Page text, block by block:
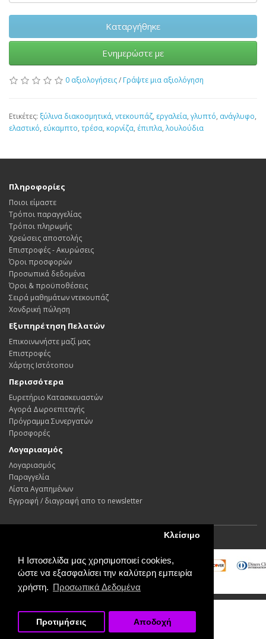
Η Ιστοσελίδα μας χρησιμοποιεί cookies,
ώστε να εξασφαλίσει την καλύτερη εμπειρία
χρήστη. Προσωπικά Δεδομένα
Κλείσιμο
Προτιμήσεις Αποδοχή
Καταργήθηκε
Ενημερώστε με
0 αξιολογήσεις/ Γράψτε μια αξιολόγηση
Ετικέτες: ξύλινα διακοσμητικά, ντεκουπάζ, εργαλεία, γλυπτό, ανάγλυφο,
ελαστικό, εύκαμπτο, τρέσα, κορνίζα, έπιπλα, λουλούδια
Πληροφορίες
Ποιοι είμαστε
Τρόποι παραγγελίας
Τρόποι πληρωμής
Χρεώσεις αποστολής
Επιστροφές - Ακυρώσεις
Όροι προσφορών
Προσωπικά δεδομένα
Όροι & προϋποθέσεις
Σειρά μαθημάτων ντεκουπάζ
Χονδρική πώληση
Εξυπηρέτηση Πελατών
Επικοινωνήστε μαζί μας
Επιστροφές
Χάρτης Ιστότοπου
Περισσότερα
Ευρετήριο Κατασκευαστών
Αγορά Δωροεπιταγής
Πρόγραμμα Συνεργατών
Προσφορές
Λογαριασμός
Λογαριασμός
Παραγγελία
Λίστα Αγαπημένων
Εγγραφή / διαγραφή απο το newsletter